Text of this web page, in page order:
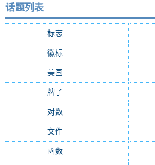
话题列表
标志
徽标
美国
牌子
对数
文件
函数